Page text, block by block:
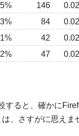
146
84
42
47
すると、確かに
、さすがに思えま